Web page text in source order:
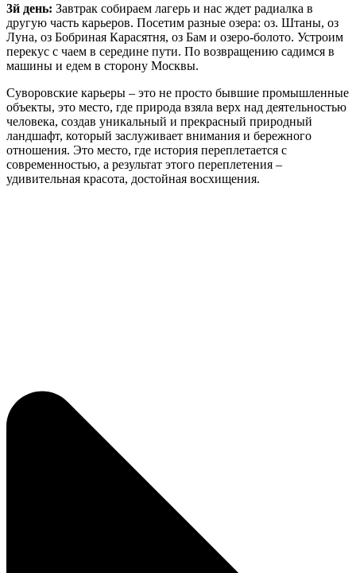
3й день: Завтрак собираем лагерь и нас ждет радиалка в
другую часть карьеров. Посетим разные озера: оз. Штаны, оз
Луна, оз Бобриная Карасятня, оз Бам и озеро-болото. Устроим
перекус с чаем в середине пути. По возвращению садимся в
машины и едем в сторону Москвы.
Суворовские карьеры – это не просто бывшие промышленные
объекты, это место, где природа взяла верх над деятельностью
человека, создав уникальный и прекрасный природный
ландшафт, который заслуживает внимания и бережного
отношения. Это место, где история переплетается с
современностью, а результат этого переплетения –
удивительная красота, достойная восхищения.